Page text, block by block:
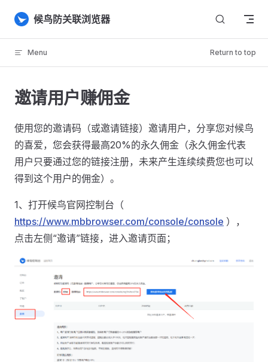
Skip to content
候鸟防关联浏览器
Menu Return to top
邀请用户赚佣金
使用您的邀请码（或邀请链接）邀请用户，分享您对候鸟
的喜爱，您会获得最高20%的永久佣金（永久佣金代表
用户只要通过您的链接注册，未来产生连续续费您也可以
得到这个用户的佣金）。
1、打开候鸟官网控制台（
https://www.mbbrowser.com/console/console ），
点击左侧“邀请”链接，进入邀请页面；